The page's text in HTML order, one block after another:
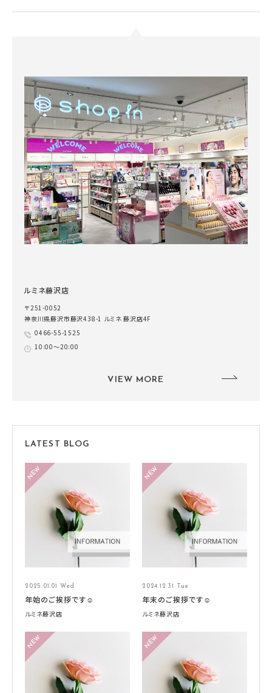
ルミネ藤沢店
〒251-0052
神奈川県藤沢市藤沢438-1 ルミネ 藤沢店4F
0466-55-1525
10:00～20:00
VIEW MORE
LATEST BLOG
2025.01.01 Wed
年始のご挨拶です☺️
ルミネ藤沢店
2024.12.31 Tue
年末のご挨拶です☺️
ルミネ藤沢店